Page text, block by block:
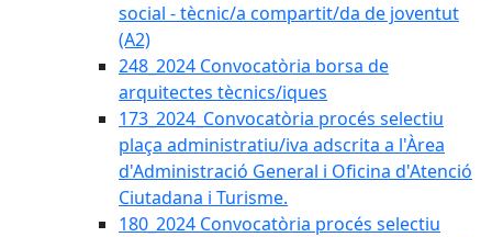
social - tècnic/a compartit/da de joventut
(A2)
248_2024 Convocatòria borsa de
arquitectes tècnics/iques
173_2024_Convocatòria procés selectiu
plaça administratiu/iva adscrita a l'Àrea
d'Administració General i Oficina d'Atenció
Ciutadana i Turisme.
180_2024 Convocatòria procés selectiu